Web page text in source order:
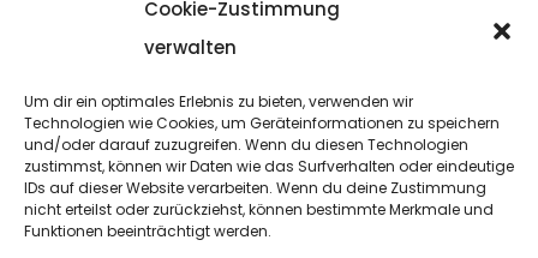
Cookie-Zustimmung
verwalten
Um dir ein optimales Erlebnis zu bieten, verwenden wir
Technologien wie Cookies, um Geräteinformationen zu speichern
und/oder darauf zuzugreifen. Wenn du diesen Technologien
zustimmst, können wir Daten wie das Surfverhalten oder eindeutige
IDs auf dieser Website verarbeiten. Wenn du deine Zustimmung
nicht erteilst oder zurückziehst, können bestimmte Merkmale und
Funktionen beeinträchtigt werden.
Copyright Noanifashion © 2021
Impressum
Datenschutzerklärung